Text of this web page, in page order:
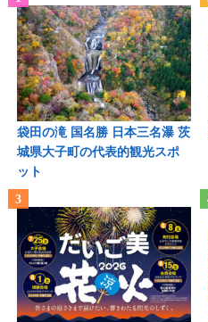
袋田の滝 国名勝 日本三名瀑 茨
城県大子町の代表的観光スポ
ット